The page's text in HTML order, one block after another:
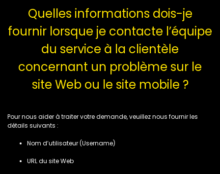
Quelles informations dois-je
fournir lorsque je contacte l’équipe
du service à la clientèle
concernant un problème sur le
site Web ou le site mobile ?
Pour nous aider à traiter votre demande, veuillez nous fournir les
détails suivants :
Nom d’utilisateur (Username)
URL du site Web